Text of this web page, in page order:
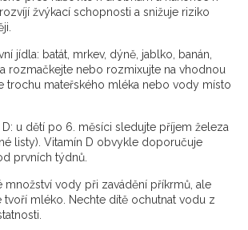
žvýkací schopnosti a snižuje riziko
jídla: batát, mrkev, dýně, jablko, banán,
a rozmačkejte nebo rozmixujte na vhodnou
trochu mateřského mléka nebo vody místo
u dětí po 6. měsíci sledujte příjem železa
listy). Vitamín D obvykle doporučuje
prvních týdnů.
množství vody při zavádění příkrmů, ale
tvoří mléko. Nechte dítě ochutnat vodu z